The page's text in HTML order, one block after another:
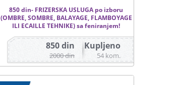
850 din- FRIZERSKA USLUGA po izboru
(OMBRE, SOMBRE, BALAYAGE, FLAMBOYAGE
ILI ECAILLE TEHNIKE) sa feniranjem!
Kupljeno
54 kom.
850 din
2000 din